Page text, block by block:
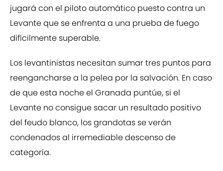
jugará con el piloto automático puesto contra un
Levante que se enfrenta a una prueba de fuego
difícilmente superable.
Los levantinistas necesitan sumar tres puntos para
reengancharse a la pelea por la salvación. En caso
de que esta noche el Granada puntúe, si el
Levante no consigue sacar un resultado positivo
del feudo blanco, los grandotas se verán
condenados al irremediable descenso de
categoría.